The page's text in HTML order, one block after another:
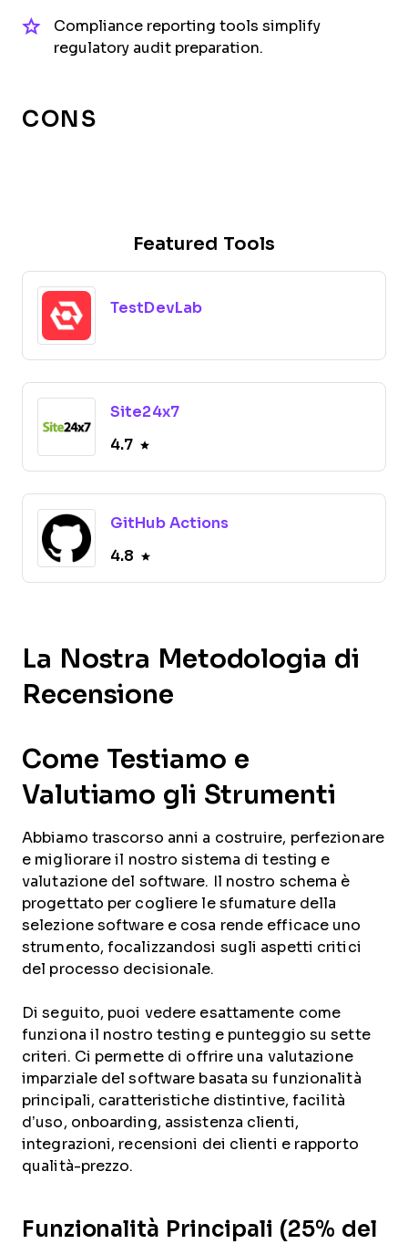
Compliance reporting tools simplify
regulatory audit preparation.
CONS
Featured Tools
TestDevLab
Site24x7
4.7
GitHub Actions
4.8
La Nostra Metodologia di
Recensione
Come Testiamo e
Valutiamo gli Strumenti
Abbiamo trascorso anni a costruire, perfezionare
e migliorare il nostro sistema di testing e
valutazione del software. Il nostro schema è
progettato per cogliere le sfumature della
selezione software e cosa rende efficace uno
strumento, focalizzandosi sugli aspetti critici
del processo decisionale.
Di seguito, puoi vedere esattamente come
funziona il nostro testing e punteggio su sette
criteri. Ci permette di offrire una valutazione
imparziale del software basata su funzionalità
principali, caratteristiche distintive, facilità
d’uso, onboarding, assistenza clienti,
integrazioni, recensioni dei clienti e rapporto
qualità-prezzo.
Funzionalità Principali (25% del